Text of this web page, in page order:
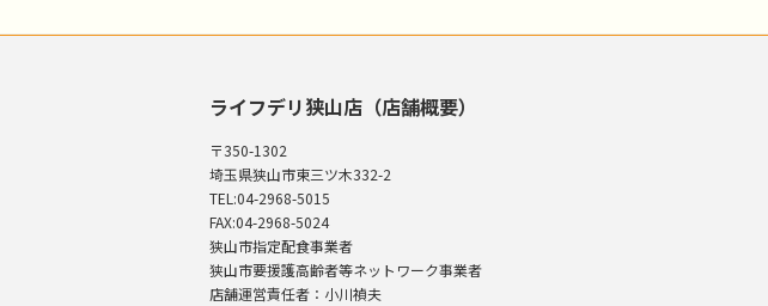
ライフデリ狭山店（店舗概要）
〒350-1302
埼玉県狭山市東三ツ木332-2
TEL:04-2968-5015
FAX:04-2968-5024
狭山市指定配食事業者
狭山市要援護高齢者等ネットワーク事業者
店舗運営責任者：小川禎夫